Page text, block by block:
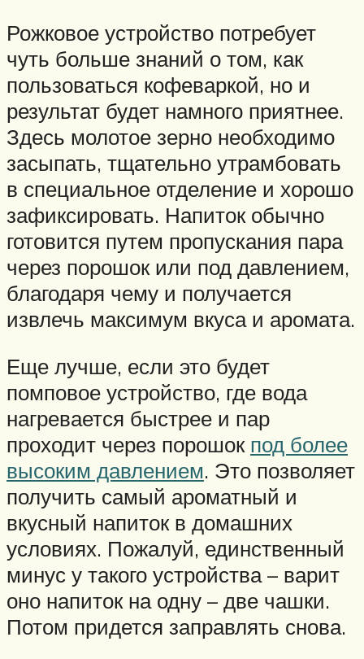
Рожковое устройство потребует
чуть больше знаний о том, как
пользоваться кофеваркой, но и
результат будет намного приятнее.
Здесь молотое зерно необходимо
засыпать, тщательно утрамбовать
в специальное отделение и хорошо
зафиксировать. Напиток обычно
готовится путем пропускания пара
через порошок или под давлением,
благодаря чему и получается
извлечь максимум вкуса и аромата.
Еще лучше, если это будет
помповое устройство, где вода
нагревается быстрее и пар
проходит через порошок под более
высоким давлением. Это позволяет
получить самый ароматный и
вкусный напиток в домашних
условиях. Пожалуй, единственный
минус у такого устройства – варит
оно напиток на одну – две чашки.
Потом придется заправлять снова.